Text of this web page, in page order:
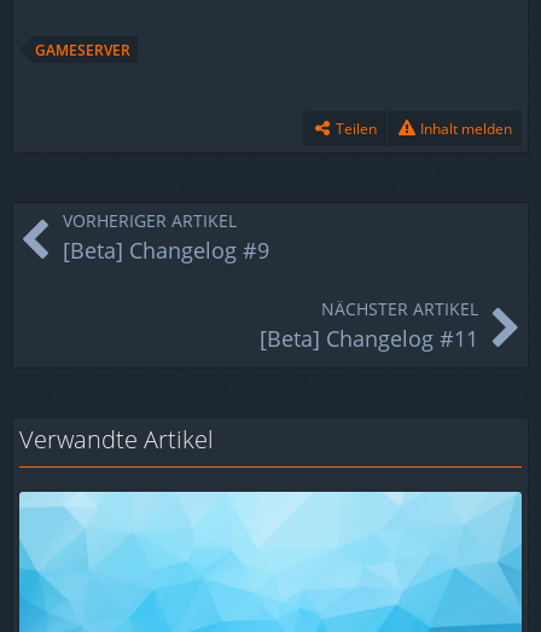
GAMESERVER
Teilen Inhalt melden
VORHERIGER ARTIKEL
[Beta] Changelog #9
NÄCHSTER ARTIKEL
[Beta] Changelog #11
Verwandte Artikel